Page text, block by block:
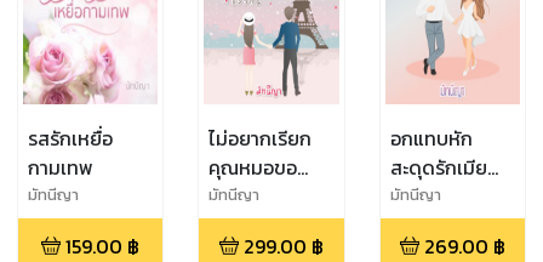
รสรักเหยื่อ
กามเทพ
มัทนีญา
159.00 ฿
ไม่อยากเรียก
คุณหมอขอ
เรียกคุณสามี
แล้วกัน
มัทนีญา
299.00 ฿
อกแทบหัก
สะดุดรักเมีย
ปลอมๆ
มัทนีญา
269.00 ฿